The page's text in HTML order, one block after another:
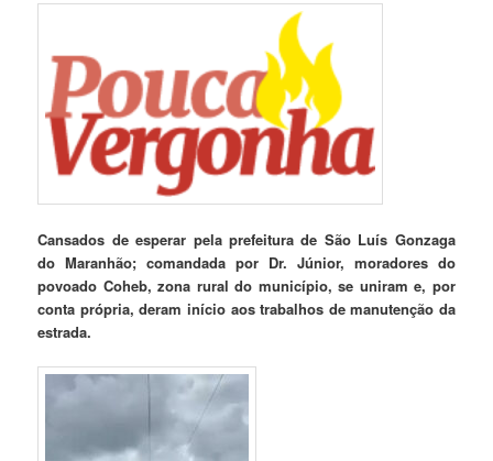
Cansados de esperar pela prefeitura de São Luís Gonzaga
do Maranhão; comandada por Dr. Júnior, moradores do
povoado Coheb, zona rural do município, se uniram e, por
conta própria, deram início aos trabalhos de manutenção da
estrada.